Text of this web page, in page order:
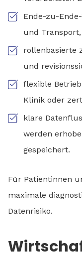
Ende-zu-
und Transport,
rollenbasierte
und
flexible
Klinik oder
klare
werden
gespeichert.
Für Patientinnen
maximale
Datenrisiko.